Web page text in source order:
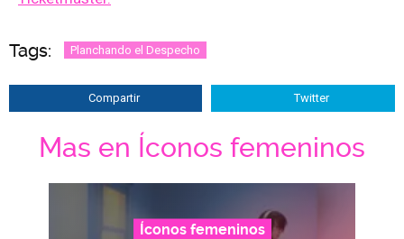
Tags: Planchando el Despecho
Compartir Twitter
Mas en Íconos femeninos
Íconos femeninos